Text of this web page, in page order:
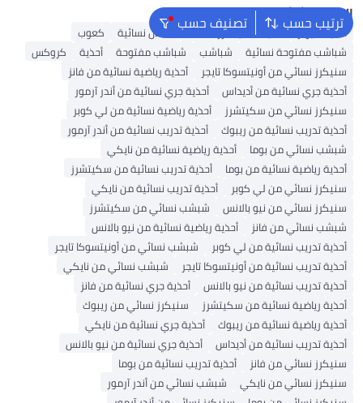
ترتيب حسب تصنيف حسب البحث الشائع
أحذية ميولز أحذية سكيتشرز للنساء صنادل نسائية
كعوب
شباشب مفتوحة نسائية
شباشب شباشب مفتوحة أحذية
كروكس
سنيكرز نسائي من أونيتسوكا تايجر
أحذية رياضية نسائية من فانز
أحذية جري نسائية من أديداس
أحذية جري نسائية من أندر آرمور
سنيكرز نسائي من سكيتشرز
أحذية رياضية نسائية من لي كوبر
أحذية تدريب نسائية من ريبوك
أحذية تدريب نسائية من أندر آرمور
شبشب نسائي من بوما
أحذية رياضية نسائية من نايكي
أحذية رياضية نسائية من بوما
أحذية تدريب نسائية من سكيتشرز
سنيكرز نسائي من لي كوبر
أحذية تدريب نسائية من نايكي
سنيكرز نسائي من نيو بالانس
شبشب نسائي من سكيتشرز
شبشب نسائي من فانز
أحذية رياضية نسائية من نيو بالانس
أحذية تدريب نسائية من لي كوبر
شبشب نسائي من أونيتسوكا تايجر
أحذية تدريب نسائية من أونيتسوكا تايجر
شبشب نسائي من نايكي
أحذية تدريب نسائية من نيو بالانس
أحذية جري نسائية من فانز
أحذية رياضية نسائية من سكيتشرز
سنيكرز نسائي من ريبوك
أحذية رياضية نسائية من ريبوك
أحذية جري نسائية من نايكي
أحذية تدريب نسائية من أديداس
أحذية جري نسائية من نيو بالانس
سنيكرز نسائي من فانز
أحذية تدريب نسائية من بوما
سنيكرز نسائي من نايكي
شبشب نسائي من أندر آرمور